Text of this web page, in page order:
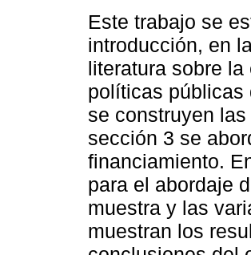
Este trabajo se
introducción, en
literatura sobre
políticas públicas
se construyen
sección 3 se
financiamiento.
para el abordaje
muestra y las
muestran los